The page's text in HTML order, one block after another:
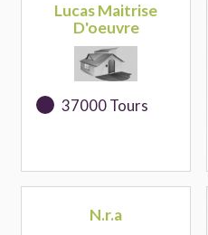
Lucas Maitrise
D'oeuvre
37000 Tours
N.r.a